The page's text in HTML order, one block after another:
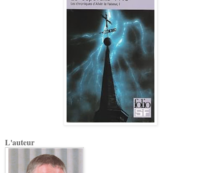
L'auteur